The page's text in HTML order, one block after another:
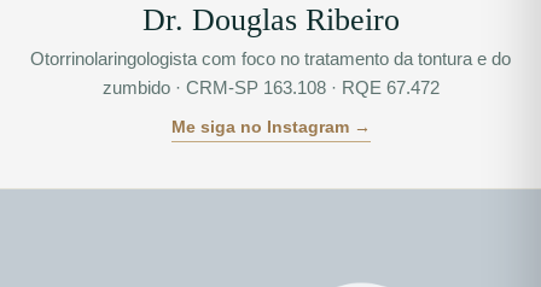
Dr. Douglas Ribeiro
Otorrinolaringologista com foco no tratamento da tontura e do
zumbido · CRM-SP 163.108 · RQE 67.472
Me siga no Instagram →